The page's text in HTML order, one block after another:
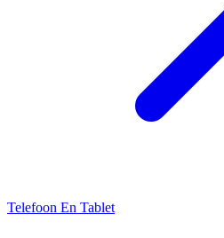
Telefoon En Tablet